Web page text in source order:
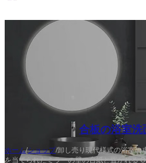
合板の浴室洗
ホーム/ショップ/卸し売り現代様式の浴室の
を当てられたミラーの壁の台紙と置かれる